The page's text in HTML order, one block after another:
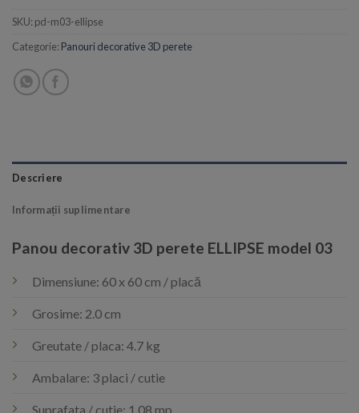
SKU: pd-m03-ellipse
Categorie: Panouri decorative 3D perete
Descriere
Informații suplimentare
Panou decorativ 3D perete ELLIPSE model 03
Dimensiune: 60 x 60 cm / placă
Grosime: 2.0 cm
Greutate / placa: 4.7 kg
Ambalare: 3 placi / cutie
Suprafata / cutie: 1.08 mp